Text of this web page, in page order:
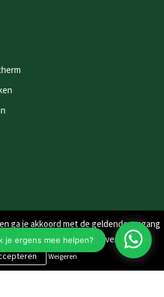
en mis nooit meer één van
updates.
ga je akkoord met de geldende omgang
op de website wordt vermeld.
Weigeren